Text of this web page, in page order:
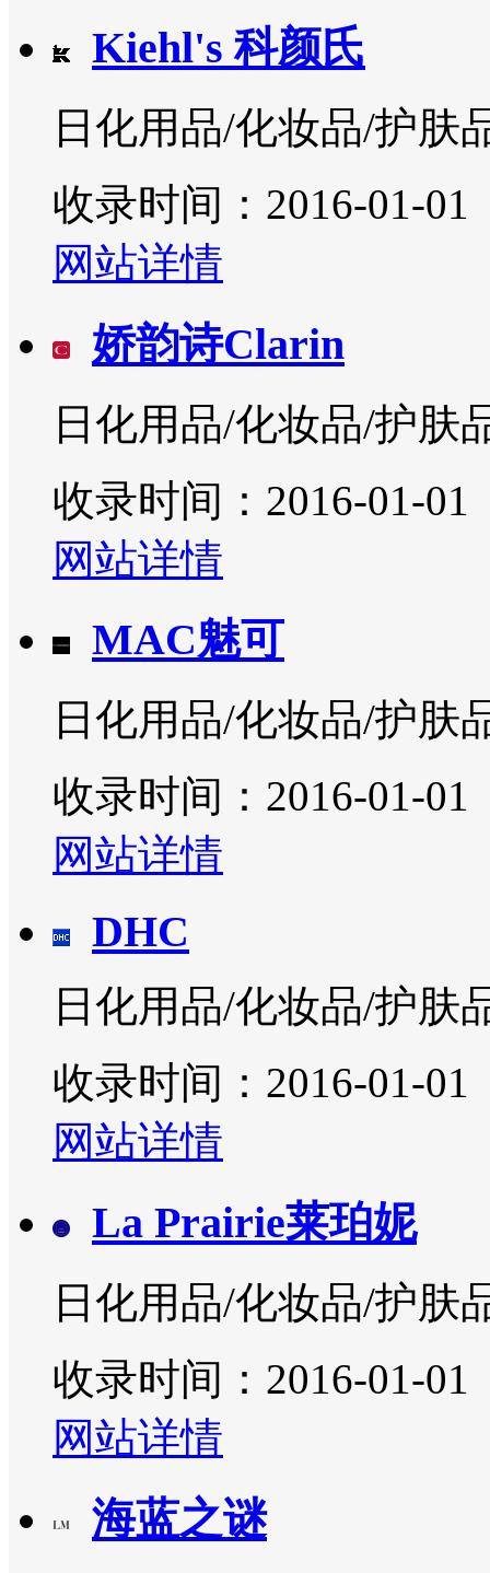
Kiehl's 科颜氏
日化用品/化妆品/护肤
收录时间：2016-01-01
网站详情
娇韵诗Clarin
日化用品/化妆品/护肤
收录时间：2016-01-01
网站详情
MAC魅可
日化用品/化妆品/护肤
收录时间：2016-01-01
网站详情
DHC
日化用品/化妆品/护肤
收录时间：2016-01-01
网站详情
La Prairie莱珀妮
日化用品/化妆品/护肤
收录时间：2016-01-01
网站详情
海蓝之谜